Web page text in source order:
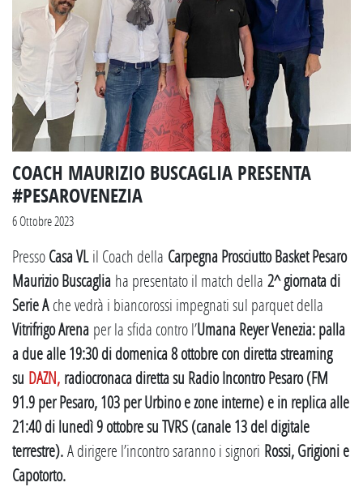
COACH MAURIZIO BUSCAGLIA PRESENTA
#PESAROVENEZIA
6 Ottobre 2023
PressoCasa VLil Coach della Carpegna Prosciutto Basket Pesaro
Maurizio Buscaglia ha presentato il match della 2^ giornata di
Serie Ache vedrà i biancorossi impegnati sul parquet della
Vitrifrigo Arena per la sfida control’Umana Reyer Venezia: palla
a due alle 19:30 di domenica 8 ottobre con diretta streaming
su DAZN, radiocronaca diretta su Radio Incontro Pesaro (FM
91.9 per Pesaro, 103 per Urbino e zone interne) e in replica alle
21:40 di lunedì 9 ottobre su TVRS (canale 13 del digitale
terrestre).A dirigere l’incontro saranno i signori Rossi, Grigioni e
Capotorto.